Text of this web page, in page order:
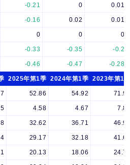
-0.21 0 0.01
-0.16 0.02 0.01
0 0 0
-0.33 -0.35 -0.2
-0.46 -0.47 -0.28
2025年第1季 2024年第1季 2023年第1季
52.86 54.92 71.97
4.58 4.67 7.87
32.62 36.71 46.98
29.17 32.18 41.63
20.13 18.06 24.76